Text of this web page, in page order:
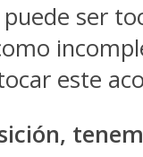
puede ser
este